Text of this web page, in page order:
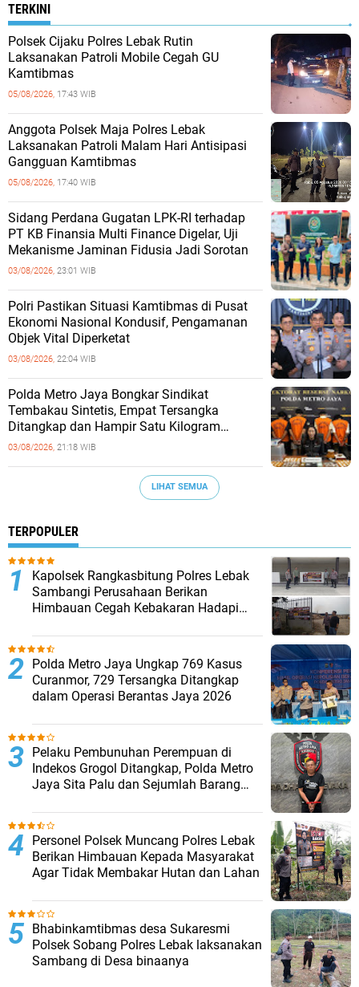
TERKINI
Polsek Cijaku Polres Lebak Rutin
Laksanakan Patroli Mobile Cegah GU
Kamtibmas
05/08/2026, 17:43 WIB
Anggota Polsek Maja Polres Lebak
Laksanakan Patroli Malam Hari Antisipasi
Gangguan Kamtibmas
05/08/2026, 17:40 WIB
Sidang Perdana Gugatan LPK-RI terhadap
PT KB Finansia Multi Finance Digelar, Uji
Mekanisme Jaminan Fidusia Jadi Sorotan
03/08/2026, 23:01 WIB
‎Polri Pastikan Situasi Kamtibmas di Pusat
Ekonomi Nasional Kondusif, Pengamanan
Objek Vital Diperketat
03/08/2026, 22:04 WIB
‎Polda Metro Jaya Bongkar Sindikat
Tembakau Sintetis, Empat Tersangka
Ditangkap dan Hampir Satu Kilogram
Barang Bukti Disita
03/08/2026, 21:18 WIB
LIHAT SEMUA
TERPOPULER
Kapolsek Rangkasbitung Polres Lebak
Sambangi Perusahaan Berikan
Himbauan Cegah Kebakaran Hadapi
Polda Metro Jaya Ungkap 769 Kasus
Curanmor, 729 Tersangka Ditangkap
dalam Operasi Berantas Jaya 2026‎
Pelaku Pembunuhan Perempuan di
Indekos Grogol Ditangkap, Polda Metro
Jaya Sita Palu dan Sejumlah Barang
Personel Polsek Muncang Polres Lebak
Berikan Himbauan Kepada Masyarakat
Agar Tidak Membakar Hutan dan Lahan
Bhabinkamtibmas desa Sukaresmi
Polsek Sobang Polres Lebak laksanakan
Sambang di Desa binaanya